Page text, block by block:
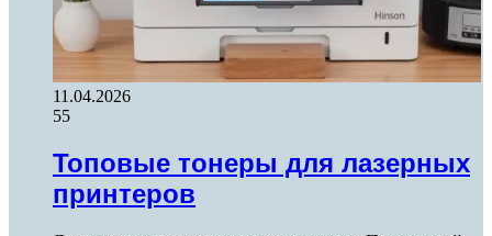
11.04.2026
55
Топовые тонеры для лазерных
принтеров